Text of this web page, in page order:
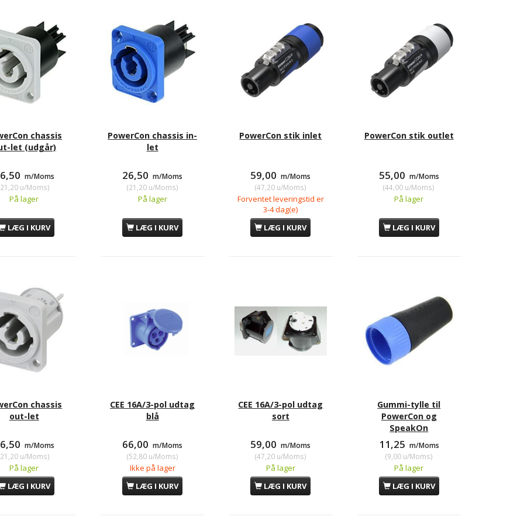
m/Moms
u/Moms u/Moms)
chassis
let (udgår)
m/Moms
21,20 u/Moms)
På lager
LÆG I KURV
PowerCon chassis in-
let
26,50 m/Moms
(21,20u/Moms)
På lager
LÆG I KURV
PowerCon stik inlet
59,00 m/Moms
(47,20u/Moms)
Forventet leveringstid er
3-4 dag(e)
LÆG I KURV
PowerCon stik outlet
55,00 m/Moms
(44,00 u/Moms)
På lager
LÆG I KURV
chassis
out-let
m/Moms
21,20 u/Moms)
På lager
LÆG I KURV
CEE 16A/3-pol udtag
blå
66,00 m/Moms
(52,80u/Moms)
Ikke på lager
LÆG I KURV
CEE 16A/3-pol udtag
sort
59,00 m/Moms
(47,20u/Moms)
På lager
LÆG I KURV
Gummi-tylle til
PowerCon og
SpeakOn
11,25 m/Moms
(9,00u/Moms)
På lager
LÆG I KURV